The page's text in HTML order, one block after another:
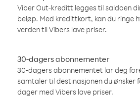
Viber Out-kreditt legges til saldoen
beløp. Med kredittkort, kan du ringe
verden til Vibers lave priser.
30-dagers abonnementer
30-dagers abonnementet lar deg
samtaler til destinasjonen du ønsker
dager med Vibers lave priser.